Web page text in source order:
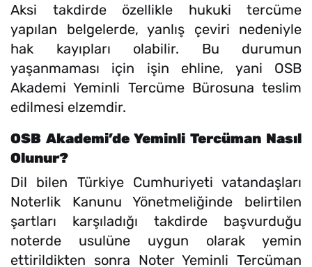
Aksi takdirde özellikle hukuki tercüme
yapılan belgelerde, yanlış çeviri nedeniyle
hak kayıpları olabilir. Bu durumun
yaşanmaması için işin ehline, yani OSB
Akademi Yeminli Tercüme Bürosuna teslim
edilmesi elzemdir.
OSB Akademi’de Yeminli Tercüman Nasıl
Olunur?
Dil bilen Türkiye Cumhuriyeti vatandaşları
Noterlik Kanunu Yönetmeliğinde belirtilen
şartları karşıladığı takdirde başvurduğu
noterde usulüne uygun olarak yemin
ettirildikten sonra Noter Yeminli Tercüman